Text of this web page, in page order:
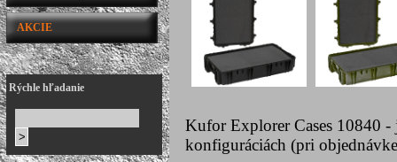
AKCIE
Rýchle hľadanie
Kufor Explorer Cases 10840
konfiguráciách (pri